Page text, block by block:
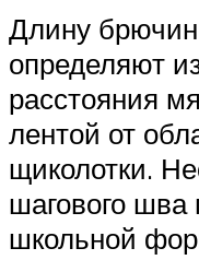
Длину
определяют
расстояния
лентой от
щиколотки.
шагового
школьной